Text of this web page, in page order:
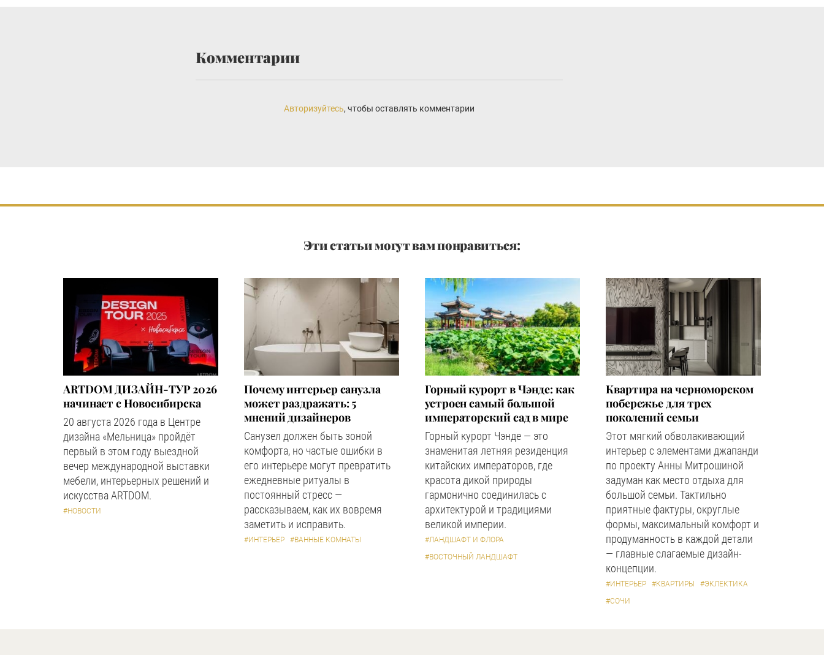
Комментарии
Авторизуйтесь, чтобы оставлять комментарии
Эти статьи могут вам понравиться:
ARTDOM ДИЗАЙН-ТУР 2026
начинает с Новосибирска
20 августа 2026 года в Центре
дизайна «Мельница» пройдёт
первый в этом году выездной
вечер международной выставки
мебели, интерьерных решений и
искусства ARTDOM.
#НОВОСТИ
Почему интерьер санузла
может раздражать: 5
мнений дизайнеров
Санузел должен быть зоной
комфорта, но частые ошибки в
его интерьере могут превратить
ежедневные ритуалы в
постоянный стресс —
рассказываем, как их вовремя
заметить и исправить.
#ИНТЕРЬЕР #ВАННЫЕ КОМНАТЫ
Горный курорт в Чэнде: как
устроен самый большой
императорский сад в мире
Горный курорт Чэнде — это
знаменитая летняя резиденция
китайских императоров, где
красота дикой природы
гармонично соединилась с
архитектурой и традициями
великой империи.
#ЛАНДШАФТ И ФЛОРА
#ВОСТОЧНЫЙ ЛАНДШАФТ
Квартира на черноморском
побережье для трех
поколений семьи
Этот мягкий обволакивающий
интерьер с элементами джапанди
по проекту Анны Митрошиной
задуман как место отдыха для
большой семьи. Тактильно
приятные фактуры, округлые
формы, максимальный комфорт и
продуманность в каждой детали
— главные слагаемые дизайн-
концепции.
#ИНТЕРЬЕР #КВАРТИРЫ
#ЭКЛЕКТИКА
#СОЧИ